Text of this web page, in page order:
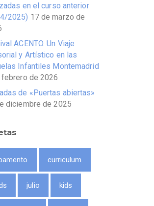
en el curso anterior
2025) 17 de marzo de
ACENTO. Un Viaje
y Artístico en las
Infantiles Montemadrid
febrero de 2026
de «Puertas abiertas»
diciembre de 2025
curriculum
julio kids